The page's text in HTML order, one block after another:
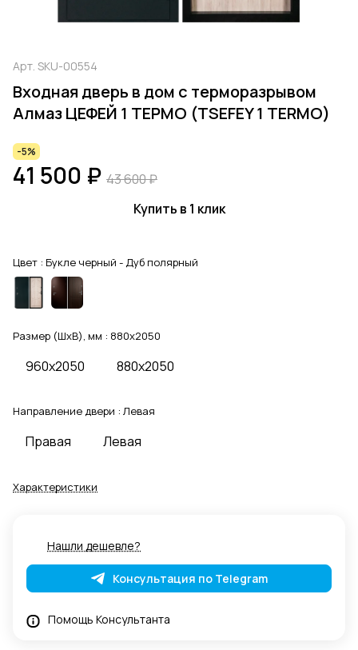
Арт. SKU-00554
Входная дверь в дом с терморазрывом
Алмаз ЦЕФЕЙ 1 ТЕРМО (TSEFEY 1 TERMO)
-5%
41 500 ₽ 43 600 ₽
Купить в 1 клик
Цвет : Букле черный - Дуб полярный
Размер (ШхВ), мм : 880x2050
960x2050 880x2050
Направление двери : Левая
Правая Левая
Характеристики
Нашли дешевле?
Консультация по Telegram
Помощь Консультанта